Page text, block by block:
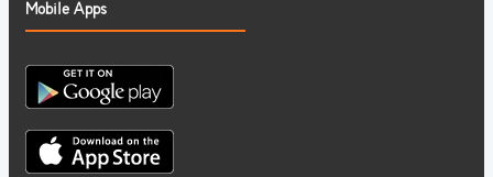
Mobile Apps